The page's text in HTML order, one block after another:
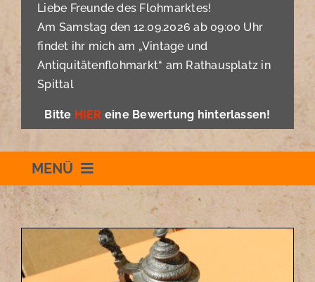
Liebe Freunde des Flohmarktes!
Am Samstag den 12.09.2026 ab 09:00 Uhr
findet ihr mich am „Vintage und
Antiquitätenflohmarkt“ am Rathausplatz in
Spittal
Bitte HIER eine Bewertung hinterlassen!
MENÜ
Willkommen
Schauraum